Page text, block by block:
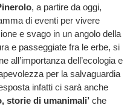
, a partire da oggi,
di eventi per vivere
e svago in un angolo della
e passeggiate fra le erbe, si
all’importanza dell’ecologia e
per la salvaguardia
infatti ci sarà anche
storie di umanimali’che